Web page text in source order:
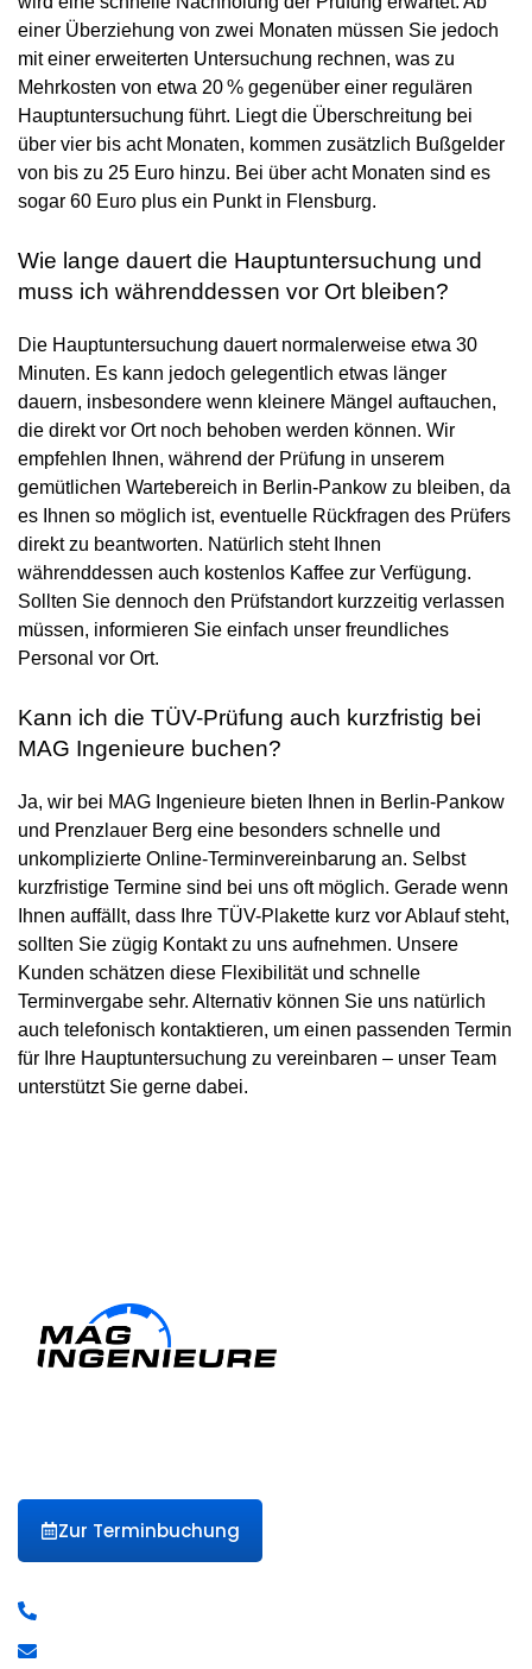
einer Überziehung von zwei Monaten müssen Sie jedoch
mit einer erweiterten Untersuchung rechnen, was zu
Mehrkosten von etwa 20 % gegenüber einer regulären
Hauptuntersuchung führt. Liegt die Überschreitung bei
über vier bis acht Monaten, kommen zusätzlich Bußgelder
von bis zu 25 Euro hinzu. Bei über acht Monaten sind es
sogar 60 Euro plus ein Punkt in Flensburg.
Wie lange dauert die Hauptuntersuchung und
muss ich währenddessen vor Ort bleiben?
Die Hauptuntersuchung dauert normalerweise etwa 30
Minuten. Es kann jedoch gelegentlich etwas länger
dauern, insbesondere wenn kleinere Mängel auftauchen,
die direkt vor Ort noch behoben werden können. Wir
empfehlen Ihnen, während der Prüfung in unserem
gemütlichen Wartebereich in Berlin-Pankow zu bleiben, da
es Ihnen so möglich ist, eventuelle Rückfragen des Prüfers
direkt zu beantworten. Natürlich steht Ihnen
währenddessen auch kostenlos Kaffee zur Verfügung.
Sollten Sie dennoch den Prüfstandort kurzzeitig verlassen
müssen, informieren Sie einfach unser freundliches
Personal vor Ort.
Kann ich die TÜV-Prüfung auch kurzfristig bei
MAG Ingenieure buchen?
Ja, wir bei MAG Ingenieure bieten Ihnen in Berlin-Pankow
und Prenzlauer Berg eine besonders schnelle und
unkomplizierte Online-Terminvereinbarung an. Selbst
kurzfristige Termine sind bei uns oft möglich. Gerade wenn
Ihnen auffällt, dass Ihre TÜV-Plakette kurz vor Ablauf steht,
sollten Sie zügig Kontakt zu uns aufnehmen. Unsere
Kunden schätzen diese Flexibilität und schnelle
Terminvergabe sehr. Alternativ können Sie uns natürlich
auch telefonisch kontaktieren, um einen passenden Termin
für Ihre Hauptuntersuchung zu vereinbaren – unser Team
unterstützt Sie gerne dabei.
Zur Terminbuchung